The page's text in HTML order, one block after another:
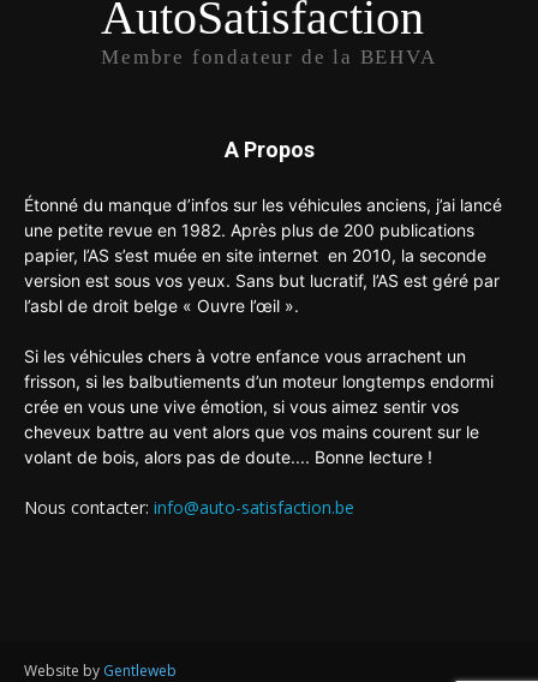
AutoSatisfaction
Membre fondateur de la BEHVA
A Propos
Étonné du manque d’infos sur les véhicules anciens, j’ai lancé
une petite revue en 1982. Après plus de 200 publications
papier, l’AS s’est muée en site internet en 2010, la seconde
version est sous vos yeux. Sans but lucratif, l’AS est géré par
l’asbl de droit belge « Ouvre l’œil ».
Si les véhicules chers à votre enfance vous arrachent un
frisson, si les balbutiements d’un moteur longtemps endormi
crée en vous une vive émotion, si vous aimez sentir vos
cheveux battre au vent alors que vos mains courent sur le
volant de bois, alors pas de doute.... Bonne lecture !
Nous contacter: info@auto-satisfaction.be
Website by Gentleweb